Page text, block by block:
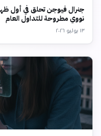
جنرال فيوجن تحلق في أول
نووي مطروحة للتداول العام
١٣ يوليو ٢٠٢٦